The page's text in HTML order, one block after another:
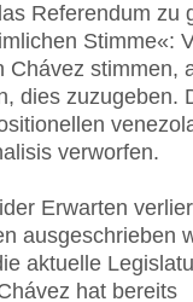
Referendum zu
Stimme«:
Chávez stimmen,
dies zuzugeben.
verworfen.
Erwarten
ausgeschrieben
aktuelle
hat bereits